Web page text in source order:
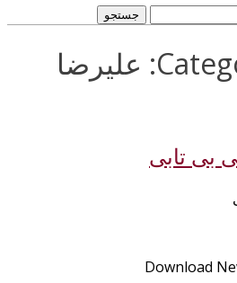
Category Archives: علیرضا
بی تابی
Download